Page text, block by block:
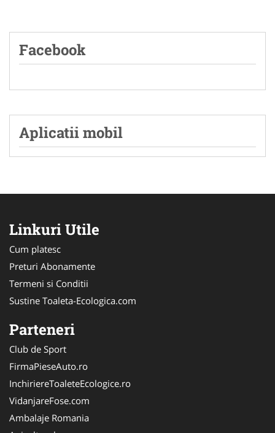
Facebook
Aplicatii mobil
Linkuri Utile
Cum platesc
Preturi Abonamente
Termeni si Conditii
Sustine Toaleta-Ecologica.com
Parteneri
Club de Sport
FirmaPieseAuto.ro
InchiriereToaleteEcologice.ro
VidanjareFose.com
Ambalaje Romania